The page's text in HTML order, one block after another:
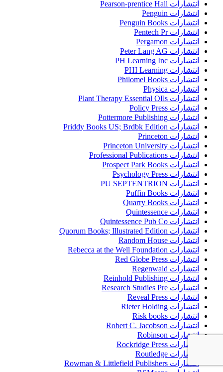
انتشارات Pearson-prentice Hall
انتشارات Penguin
انتشارات Penguin Books
انتشارات Pentech Pr
انتشارات Pergamon
انتشارات Peter Lang AG
انتشارات PH Learning Inc
انتشارات PHI Learning
انتشارات Philomel Books
انتشارات Physica
انتشارات Plant Therapy Essential OIls
انتشارات Policy Press
انتشارات Pottermore Publishing
انتشارات Priddy Books US; Brdbk Edition
انتشارات Princeton
انتشارات Princeton University
انتشارات Professional Publications
انتشارات Prospect Park Books
انتشارات Psychology Press
انتشارات PU SEPTENTRION
انتشارات Puffin Books
انتشارات Quarry Books
انتشارات Quintessence
انتشارات Quintessence Pub Co
انتشارات Quorum Books; Illustrated Edition
انتشارات Random House
انتشارات Rebecca at the Well Foundation
انتشارات Red Globe Press
انتشارات Regenwald
انتشارات Reinhold Publishing
انتشارات Research Studies Pre
انتشارات Reveal Press
انتشارات Rieter Holding
انتشارات Risk books
انتشارات Robert C. Jacobson
انتشارات Robinson
انتشارات Rockridge Press
انتشارات Routledge
انتشارات Rowman & Littlefield Publishers